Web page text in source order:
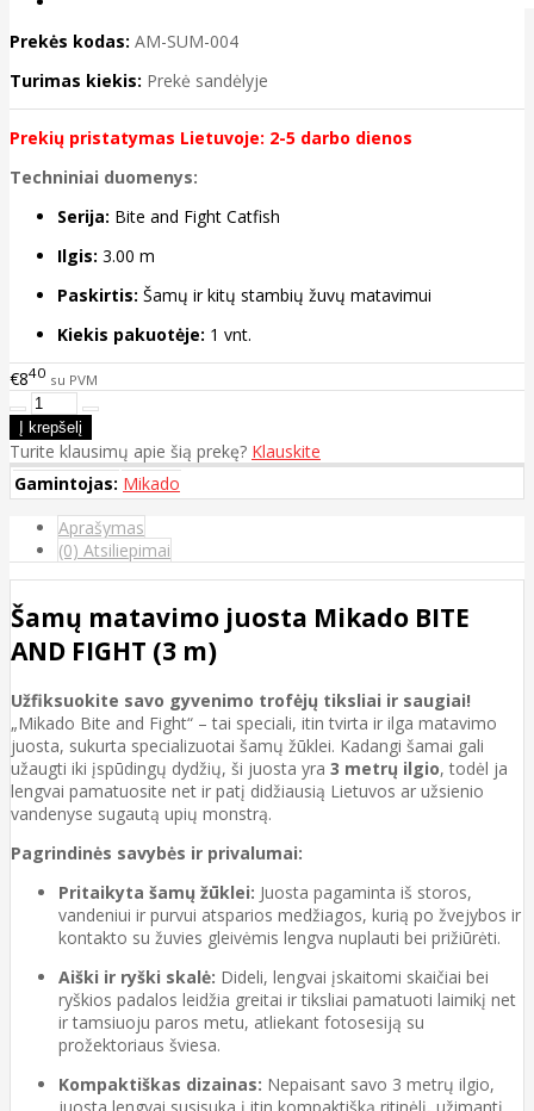
Prekės kodas: AM-SUM-004
Turimas kiekis: Prekė sandėlyje
Prekių pristatymas Lietuvoje: 2-5 darbo dienos
Techniniai duomenys:
Serija: Bite and Fight Catfish
Ilgis: 3.00 m
Paskirtis: Šamų ir kitų stambių žuvų matavimui
Kiekis pakuotėje: 1 vnt.
€840 su PVM
Turite klausimų apie šią prekę? Klauskite
Gamintojas: Mikado
Aprašymas
(0) Atsiliepimai
Šamų matavimo juosta Mikado BITE
AND FIGHT (3 m)
Užfiksuokite savo gyvenimo trofėjų tiksliai ir saugiai!
„Mikado Bite and Fight“ – tai speciali, itin tvirta ir ilga matavimo
juosta, sukurta specializuotai šamų žūklei. Kadangi šamai gali
užaugti iki įspūdingų dydžių, ši juosta yra 3 metrų ilgio, todėl ja
lengvai pamatuosite net ir patį didžiausią Lietuvos ar užsienio
vandenyse sugautą upių monstrą.
Pagrindinės savybės ir privalumai:
Pritaikyta šamų žūklei: Juosta pagaminta iš storos,
vandeniui ir purvui atsparios medžiagos, kurią po žvejybos ir
kontakto su žuvies gleivėmis lengva nuplauti bei prižiūrėti.
Aiški ir ryški skalė: Dideli, lengvai įskaitomi skaičiai bei
ryškios padalos leidžia greitai ir tiksliai pamatuoti laimikį net
ir tamsiuoju paros metu, atliekant fotosesiją su
prožektoriaus šviesa.
Kompaktiškas dizainas: Nepaisant savo 3 metrų ilgio,
juosta lengvai susisuka į itin kompaktišką ritinėlį, užimantį